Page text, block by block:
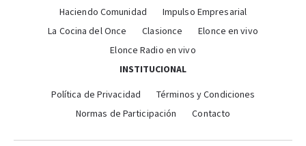
Haciendo Comunidad
Impulso Empresarial
La Cocina del Once
Clasionce
Elonce en vivo
Elonce Radio en vivo
INSTITUCIONAL
Política de Privacidad
Términos y Condiciones
Normas de Participación
Contacto